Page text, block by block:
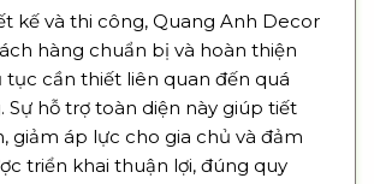
kế và thi công, Quang Anh Decor
hàng chuẩn bị và hoàn thiện
tục cần thiết liên quan đến quá
Sự hỗ trợ toàn diện này giúp tiết
giảm áp lực cho gia chủ và đảm
triển khai thuận lợi, đúng quy